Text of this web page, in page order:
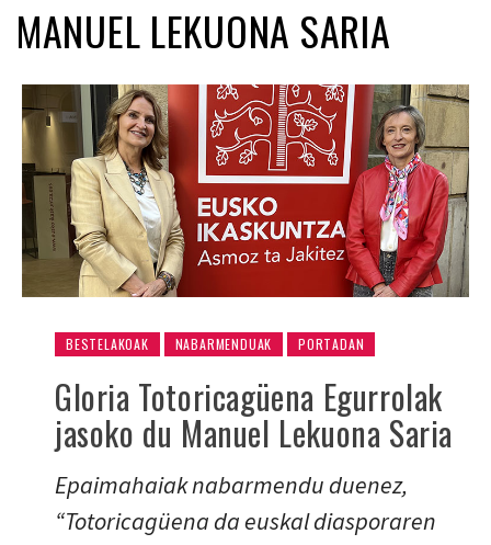
MANUEL LEKUONA SARIA
BESTELAKOAK NABARMENDUAK PORTADAN
Gloria Totoricagüena Egurrolak
jasoko du Manuel Lekuona Saria
Epaimahaiak nabarmendu duenez,
“Totoricagüena da euskal diasporaren